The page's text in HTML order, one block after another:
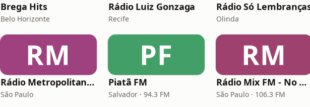
Brega Hits
Belo Horizonte
Rádio Luiz Gonzaga
Recife
Rádio Só
Olinda
RM
Rádio Metropolitana POP
São Paulo
PF
Piatã FM
Salvador · 94.3 FM
RM
Rádio Mix FM - No Break
São Paulo · 106.3 FM